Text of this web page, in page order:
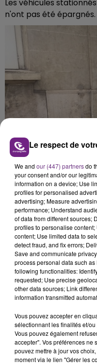
Les véhicules
n'ont pas été épargnés.
Le respect de
We and our (447) partnersdo
your consent and/or our
information on a device; Use
profiles for personalised
advertising; Measure
performance; Understand
of data from different sources;
profiles to personalise
content; Use limited data to
detect fraud, and fix errors;
Save and communicate
process personal data such
following functionalities:
requested; Use precise
other data sources; Link
information transmitted
Vous pouvez accepter en
sélectionnant les finalités et/
Vous pouvez également
accepter". Vos préférences ne
pouvez mettre à jour vos
moment via le lien "Gérer les